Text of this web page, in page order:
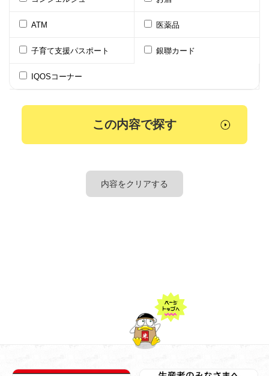
ATM 医薬品
子育て支援パスポート 銀聯カード
IQOSコーナー